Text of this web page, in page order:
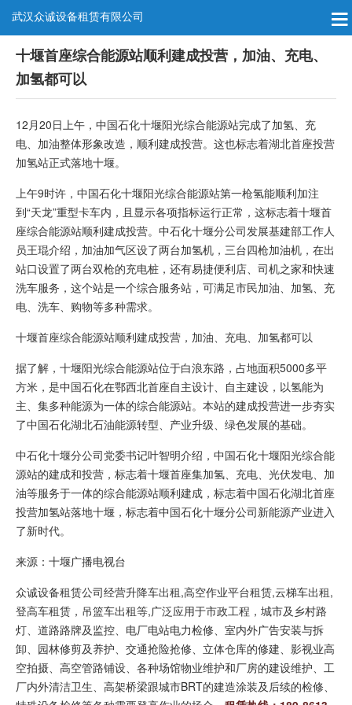
武汉众诚设备租赁有限公司
十堰首座综合能源站顺利建成投营，加油、充电、
加氢都可以
12月20日上午，中国石化十堰阳光综合能源站完成了加氢、充
电、加油整体形象改造，顺利建成投营。这也标志着湖北首座投营
加氢站正式落地十堰。
上午9时许，中国石化十堰阳光综合能源站第一枪氢能顺利加注
到“天龙”重型卡车内，且显示各项指标运行正常，这标志着十堰首
座综合能源站顺利建成投营。中石化十堰分公司发展基建部工作人
员王琨介绍，加油加气区设了两台加氢机，三台四枪加油机，在出
站口设置了两台双枪的充电桩，还有易捷便利店、司机之家和快速
洗车服务，这个站是一个综合服务站，可满足市民加油、加氢、充
电、洗车、购物等多种需求。
十堰首座综合能源站顺利建成投营，加油、充电、加氢都可以
据了解，十堰阳光综合能源站位于白浪东路，占地面积5000多平
方米，是中国石化在鄂西北首座自主设计、自主建设，以氢能为
主、集多种能源为一体的综合能源站。本站的建成投营进一步夯实
了中国石化湖北石油能源转型、产业升级、绿色发展的基础。
中石化十堰分公司党委书记叶智明介绍，中国石化十堰阳光综合能
源站的建成和投营，标志着十堰首座集加氢、充电、光伏发电、加
油等服务于一体的综合能源站顺利建成，标志着中国石化湖北首座
投营加氢站落地十堰，标志着中国石化十堰分公司新能源产业进入
了新时代。
来源：十堰广播电视台
众诚设备租赁公司经营升降车出租,高空作业平台租赁,云梯车出租,
登高车租赁，吊篮车出租等,广泛应用于市政工程，城市及乡村路
灯、道路路牌及监控、电厂电站电力检修、室内外广告安装与拆
卸、园林修剪及养护、交通抢险抢修、立体仓库的修建、影视业高
空拍摄、高空管路铺设、各种场馆物业维护和厂房的建设维护、工
厂内外清洁卫生、高架桥梁跟城市BRT的建造涂装及后续的检修、